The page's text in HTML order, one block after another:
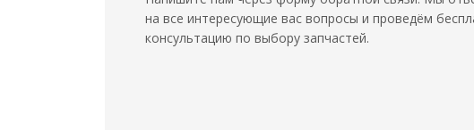
на все интересующие вас вопросы и проведём
консультацию по выбору запчастей.